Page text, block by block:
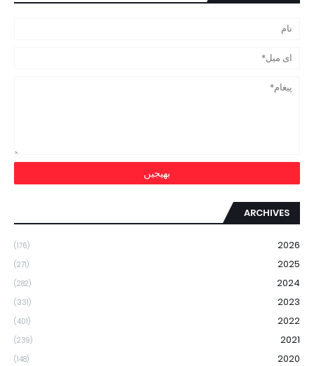
ARCHIVES
2026
(176)
2025
(271)
2024
(282)
2023
(331)
2022
(401)
2021
(239)
2020
(148)